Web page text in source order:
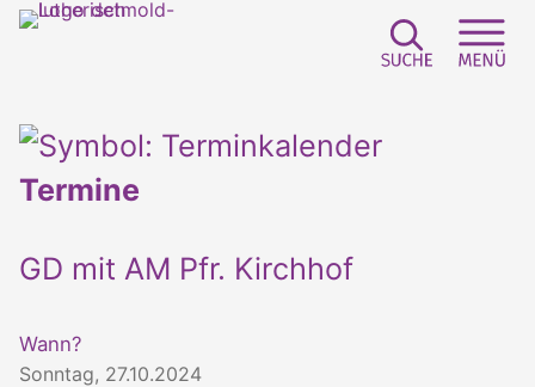
Termine
GD mit AM Pfr. Kirchhof
Wann?
Sonntag, 27.10.2024